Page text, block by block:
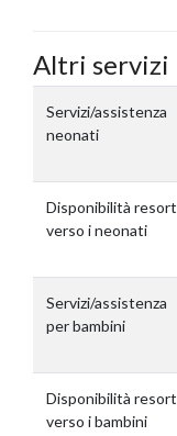
Altri servizi
Servizi/assistenza
neonati
Disponibilità resort
verso i neonati
Servizi/assistenza
per bambini
Disponibilità resort
verso i bambini